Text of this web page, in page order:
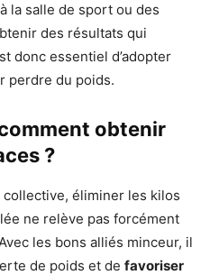
la salle de sport ou des
des résultats qui
donc essentiel d’adopter
perdre du poids.
obtenir
?
éliminer les kilos
ne relève pas forcément
les bons alliés minceur, il
de poids et de favoriser